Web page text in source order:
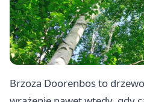
Brzoza Doorenbos to